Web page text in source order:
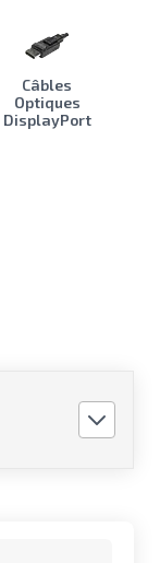
Câbles
Optiques
DisplayPort